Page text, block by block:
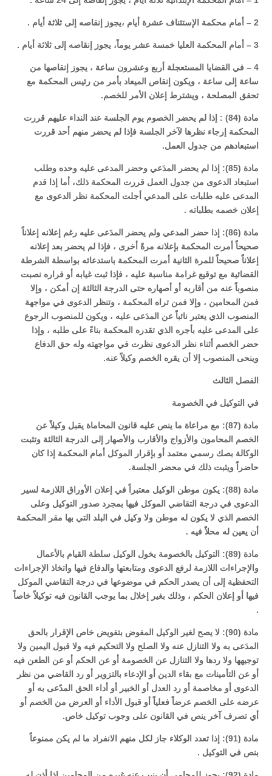
2 – أمام محكمة الإستئناف عشرة أيام ،يجوز إنقاصه إلى ثلاثة أيام .
3 – أمام المحكمة العليا خمسة عشر يوماً، يجوز إنقاصه إلى ثلاثة أيام .
4 – في القضايا المستعجلة أربع وعشرون ساعة ، يجوز إنقاصها من
ساعة إلى ساعة ، ويكون إنقاص الميعاد بأمر من رئيس المحكمة مع
تحقق المصلحة ، ويشترط إعلان الأمر للخصم.
مادة (84) : إذا لم يحضر الخصوم يوم الجلسة عند النداء عليهم قررت
المحكمة إرجاء نظرها لآخر الجلسة فإذا لم يحضر منهم أحد قررت
استبعادهم من جدول العمل.
مادة (85): إذا لم يحضر المدَعي وحضر المدعى عليه وحده وطلب
استبعاد الدعوى من جدول العمل قررت المحكمة ذلك، أما إذا قدم
المدعى عليه طلبات على المدعي أجلت المحكمة نظر الدعوى مع
إعلان خصمه بطلباته .
مادة (86): إذا حضر المدعي ولم يحضر المدَعى عليه رغم إعلانه إعلاناً
صحيحاً أمرت المحكمة بإعلانه مرةً أخرى ، فإذا لم يحضر بعد إعلانه
إعلاناً صحيحاً للمرة الثانية أمرت المحكمة باستدعائه بواسطة الشرطة
القضائية مع توقيع غرامة مناسبة عليه ، فإذا ثبت غيابه أو فراره نصبت
منصوباً عنه من أقاربه أو أصهاره حتى الدرجة الثالثة إن أمكن ، وإلا
فمن المحامين ، وإلا فمن تراه المحكمة ، وتنظر الدعوى في مواجهة
المنصوب الذي يعتبر نائباً عن المدَعى عليه ، ويكون للمنصوب الرجوع
على المدعى عليه بأجره الذي تقدره المحكمة بناءً على طلبه ، وإذا
حضر الخصم أثناء نظر الدعوى نظرت في مواجهته وله حق الدفاع
وينحى المنصوب إلا أن يقره الخصم وكيلاً عنه.
الفصل الثالث
في التوكيل في الخصومة
مادة (87): مع مراعاة ما ينص عليه قانون المحاماة يقبل وكيلاً عن
الخصم المحامون والأزواج والأقارب والأصهار إلى الدرجة الثالثة وتثبت
الوكالة بصك رسمي معتمد أو بإقرار الموكل أمام المحكمة إذا كان
حاضراً ويثبت ذلك في محضر الجلسة.
مادة (88): يكون موطن الوكيل معتبراً في إعلان الأوراق اللازمة لسير
الدعوى في درجة التقاضي الموكل فيها بمجرد صدور التوكيل وعلى
الخصم الذي لا يكون له موطن ولا وكيل في البلد التي بها مقر المحكمة
أن يعين له محلاً فيه .
مادة (89): التوكيل بالخصومة يخول الوكيل سلطة القيام بالأعمال
والإجراءات اللازمة لرفع الدعوى ومتابعتها والدفاع فيها واتخاذ الإجراءات
التحفظية إلى أن يصدر الحكم في موضوعها في درجة التقاضي الموكل
فيها أو إعلان الحكم ، وذلك بغير إخلال بما يوجب القانون فيه توكيلاً خاصاً
.
مادة (90): لا يصح لغير الوكيل المفوض بتفويض خاص الإقرار بالحق
المدَعى به ولا التنازل عنه ولا الصلح ولا التحكيم فيه ولا قبول اليمين ولا
توجيهها ولا ردها ولا التنازل عن الخصومة أو عن الحكم أو عن الطعن فيه
أو عن التأمينات مع بقاء الدين أو الإدعاء بالتزوير أو رد القاضي من نظر
الدعوى أو مخاصمة أو رد العدل أو الخبير أو أداء الحق المدًعى به أو
عرضه على الخصم عرضاً فعلياً أو قبول الأداء أو العرض من الخصم أو
أي تصرف آخر ينص في القانون على وجوب توكيل خاص.
مادة (91): إذا تعدد الوكلاء جاز لكل منهم الانفراد ما لم يكن ممنوعاً
بنص في التوكيل .